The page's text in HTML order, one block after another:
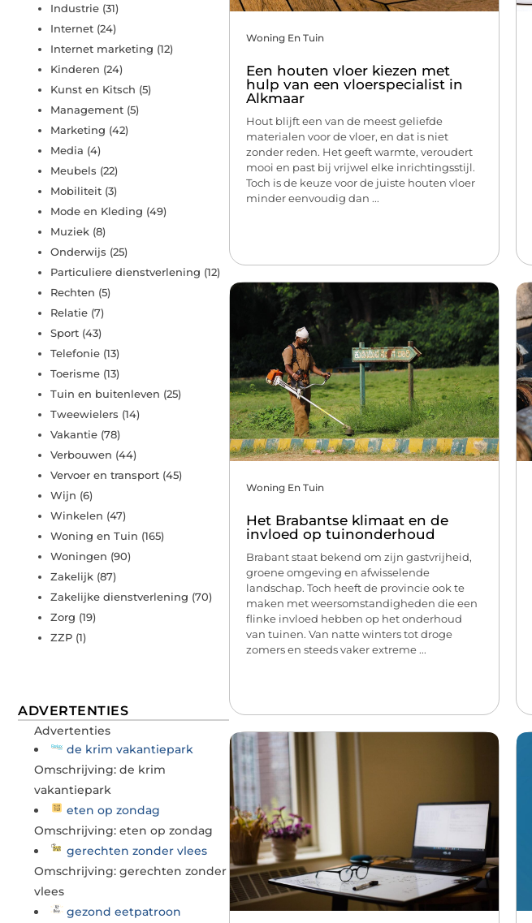
Woning En Tuin
Een houten vloer kiezen met
hulp van een vloerspecialist in
Alkmaar
Hout blijft een van de meest geliefde
materialen voor de vloer, en dat is niet
zonder reden. Het geeft warmte, veroudert
mooi en past bij vrijwel elke inrichtingsstijl.
Toch is de keuze voor de juiste houten vloer
minder eenvoudig dan ...
Woning En Tuin
Het Brabantse klimaat en de
invloed op tuinonderhoud
Brabant staat bekend om zijn gastvrijheid,
groene omgeving en afwisselende
landschap. Toch heeft de provincie ook te
maken met weersomstandigheden die een
flinke invloed hebben op het onderhoud
van tuinen. Van natte winters tot droge
zomers en steeds vaker extreme ...
Industrie (31)
Internet (24)
Internet marketing (12)
Kinderen (24)
Kunst en Kitsch (5)
Management (5)
Marketing (42)
Media (4)
Meubels (22)
Mobiliteit (3)
Mode en Kleding (49)
Muziek (8)
Onderwijs (25)
Particuliere dienstverlening (12)
Rechten (5)
Relatie (7)
Sport (43)
Telefonie (13)
Toerisme (13)
Tuin en buitenleven (25)
Tweewielers (14)
Vakantie (78)
Verbouwen (44)
Vervoer en transport (45)
Wijn (6)
Winkelen (47)
Woning en Tuin (165)
Woningen (90)
Zakelijk (87)
Zakelijke dienstverlening (70)
Zorg (19)
ZZP (1)
ADVERTENTIES
Advertenties
de krim vakantiepark
Omschrijving: de krim
vakantiepark
eten op zondag
Omschrijving: eten op zondag
gerechten zonder vlees
Omschrijving: gerechten zonder
vlees
gezond eetpatroon